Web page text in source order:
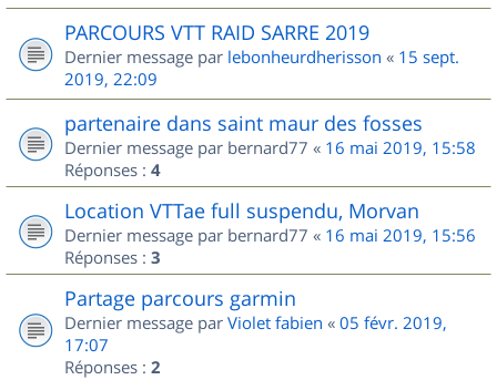
PARCOURS VTT RAID SARRE 2019
Dernier message par lebonheurdherisson « 15 sept.
2019, 22:09
partenaire dans saint maur des fosses
Dernier message par bernard77 « 16 mai 2019, 15:58
Réponses : 4
Location VTTae full suspendu, Morvan
Dernier message par bernard77 « 16 mai 2019, 15:56
Réponses : 3
Partage parcours garmin
Dernier message par Violet fabien « 05 févr. 2019,
17:07
Réponses : 2